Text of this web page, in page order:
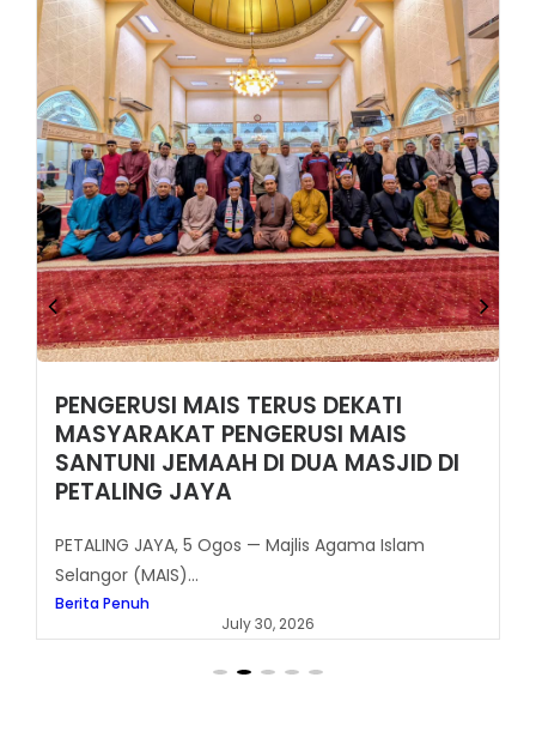
PENGERUSI MAIS TERUS DEKATI
MASYARAKAT PENGERUSI MAIS
SANTUNI JEMAAH DI DUA MASJID DI
PETALING JAYA
PETALING JAYA, 5 Ogos — Majlis Agama Islam
Selangor (MAIS)...
Berita Penuh
July 30, 2026